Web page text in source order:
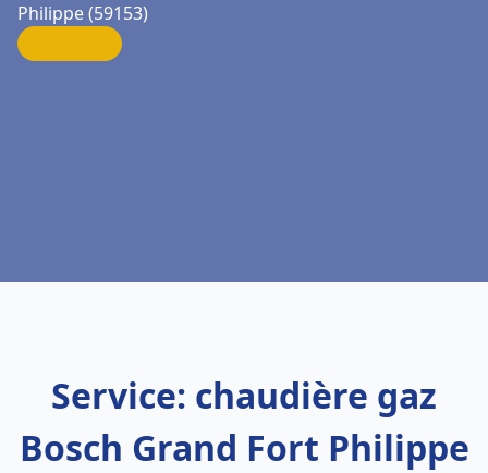
Philippe (59153)
Service: chaudière gaz
Bosch Grand Fort Philippe